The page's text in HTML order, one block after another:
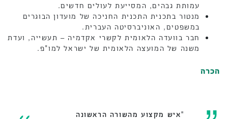
עמותת גבהים, המסייעת לעולים חדשים.
מנטור בתכנית התכנית החניכה של מועדון הבוגרים
במשפטים, האוניברסיטה העברית.
חבר בוועדה הלאומית לקשרי אקדמיה – תעשייה, ועדת
משנה של המועצה הלאומית של ישראל למו"פ.
הכרה
"איש מקצוע מהשורה הראשונה